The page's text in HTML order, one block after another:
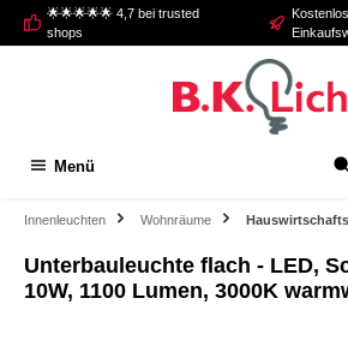
springen
🌟🌟🌟🌟🌟 4,7 bei trusted
shops
Menü
Innenleuchten Wohnräume
Unterbauleuchte flach - LED,
10W, 1100 Lumen, 3000K